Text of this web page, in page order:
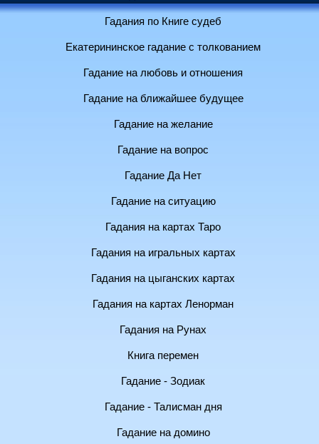
Гадания по Книге судеб
Екатерининское гадание с толкованием
Гадание на любовь и отношения
Гадание на ближайшее будущее
Гадание на желание
Гадание на вопрос
Гадание Да Нет
Гадание на ситуацию
Гадания на картах Таро
Гадания на игральных картах
Гадания на цыганских картах
Гадания на картах Ленорман
Гадания на Рунах
Книга перемен
Гадание - Зодиак
Гадание - Талисман дня
Гадание на домино